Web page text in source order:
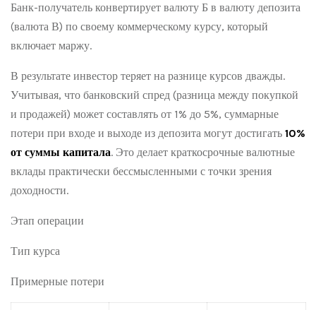
Банк-получатель конвертирует валюту Б в валюту депозита
(валюта В) по своему коммерческому курсу, который
включает маржу.
В результате инвестор теряет на разнице курсов дважды.
Учитывая, что банковский спред (разница между покупкой
и продажей) может составлять от 1% до 5%, суммарные
потери при входе и выходе из депозита могут достигать 10%
от суммы капитала. Это делает краткосрочные валютные
вклады практически бессмысленными с точки зрения
доходности.
Этап операции
Тип курса
Примерные потери